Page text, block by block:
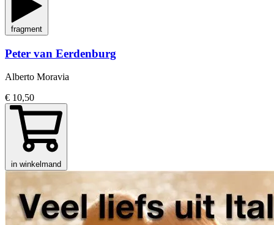
fragment
Peter van Eerdenburg
Alberto Moravia
€ 10,50
in winkelmand